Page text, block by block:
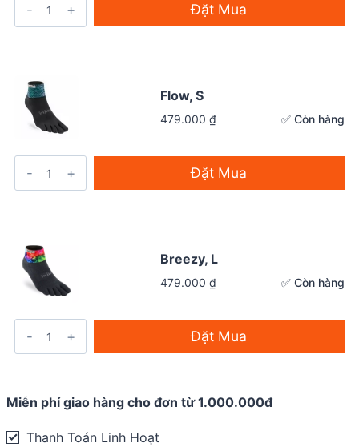
Đặt Mua
Flow, S
479.000 ₫ ✅ Còn hàng
Đặt Mua
Breezy, L
479.000 ₫ ✅ Còn hàng
Đặt Mua
Miễn phí giao hàng cho đơn từ 1.000.000đ
Thanh Toán Linh Hoạt